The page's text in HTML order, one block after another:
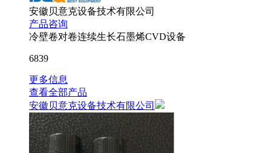
安徽贝意克设备技术有限公司
产品咨询
冷壁卷对卷连续生长石墨烯CVD设备
6839
更多信息
查看全部产品
安徽贝意克设备技术有限公司